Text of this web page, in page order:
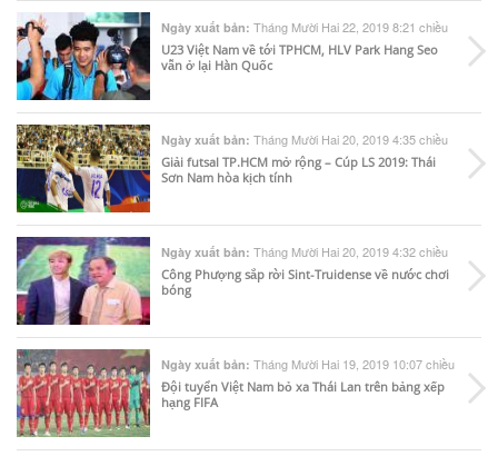
Ngày xuất bản: Tháng Mười Hai 22, 2019 8:21 chiều
U23 Việt Nam về tới TPHCM, HLV Park Hang Seo
vẫn ở lại Hàn Quốc
Ngày xuất bản: Tháng Mười Hai 20, 2019 4:35 chiều
Giải futsal TP.HCM mở rộng – Cúp LS 2019: Thái
Sơn Nam hòa kịch tính
Ngày xuất bản: Tháng Mười Hai 20, 2019 4:32 chiều
Công Phượng sắp rời Sint-Truidense về nước chơi
bóng
Ngày xuất bản: Tháng Mười Hai 19, 2019 10:07 chiều
Đội tuyển Việt Nam bỏ xa Thái Lan trên bảng xếp
hạng FIFA